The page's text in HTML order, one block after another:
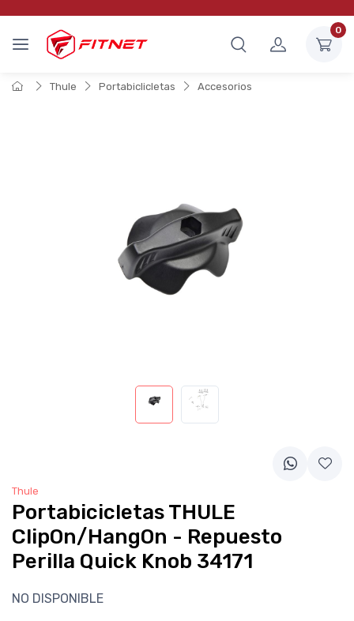
0
Thule Portabiclicletas Accesorios
Thule
Portabicicletas THULE
ClipOn/HangOn - Repuesto
Perilla Quick Knob 34171
NO DISPONIBLE